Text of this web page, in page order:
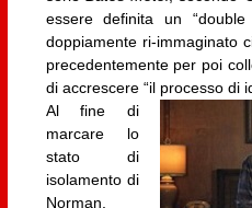
essere definita un
doppiamente ri-immaginato
precedentemente per poi
di accrescere “il processo di
Al fine di
marcare lo
stato di
isolamento di
Norman,